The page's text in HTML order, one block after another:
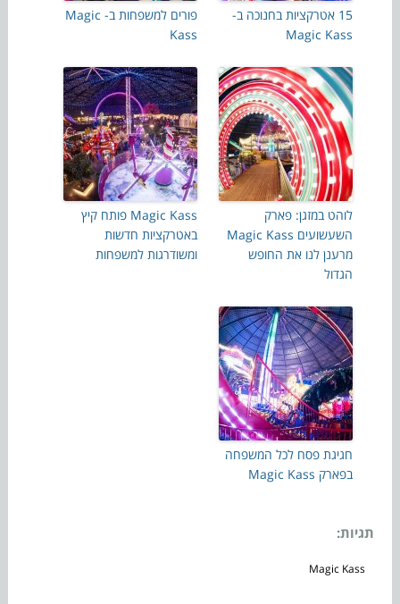
15 אטרקציות בחנוכה ב-
Magic Kass
פורים למשפחות ב- Magic
Kass
לוהט במזגן: פארק
השעשועים Magic Kass
מרענן לנו את החופש
הגדול
Magic Kass פותח קיץ
באטרקציות חדשות
ומשודרגות למשפחות
חגיגת פסח לכל המשפחה
בפארק Magic Kass
תגיות:
Magic Kass